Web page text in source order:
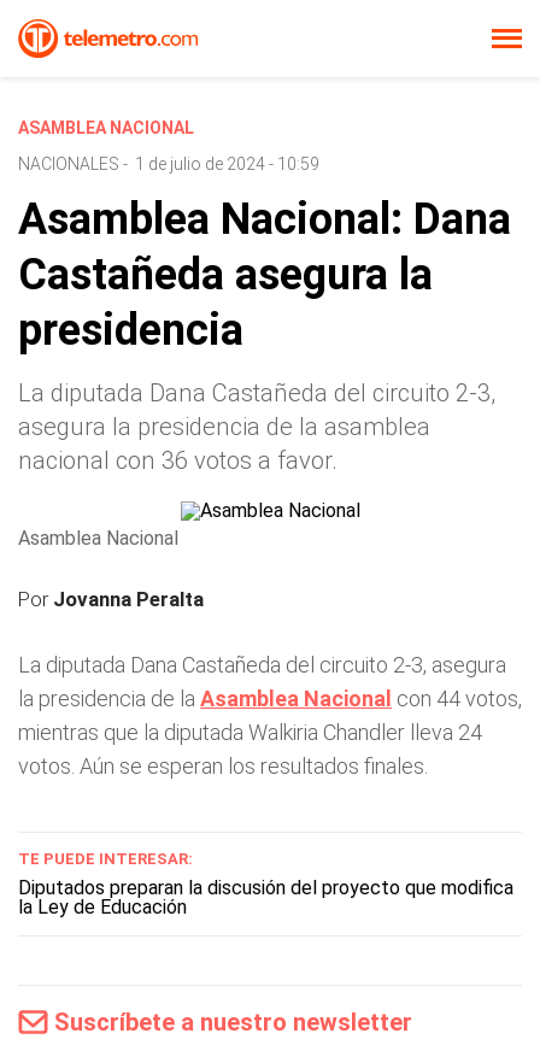
ASAMBLEA NACIONAL
NACIONALES - 1 de julio de 2024 - 10:59
Asamblea Nacional: Dana
Castañeda asegura la
presidencia
La diputada Dana Castañeda del circuito 2-3,
asegura la presidencia de la asamblea
nacional con 36 votos a favor.
Asamblea Nacional
Por Jovanna Peralta
La diputada Dana Castañeda del circuito 2-3, asegura
la presidencia de la Asamblea Nacional con 44 votos,
mientras que la diputada Walkiria Chandler lleva 24
votos. Aún se esperan los resultados finales.
TE PUEDE INTERESAR:
Diputados preparan la discusión del proyecto que modifica
la Ley de Educación
Suscríbete a nuestro newsletter